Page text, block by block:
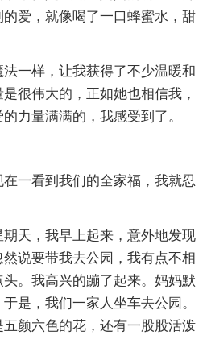
爱，就像喝了一口蜂蜜水，甜
一样，让我获得了不少温暖和
很伟大的，正如她也相信我，
力量满满的，我感受到了。
一看到我们的全家福，我就忍
天，我早上起来，意外地发现
说要带我去公园，我有点不相
。我高兴的蹦了起来。妈妈默
是，我们一家人坐车去公园。
颜六色的花，还有一股股活泼